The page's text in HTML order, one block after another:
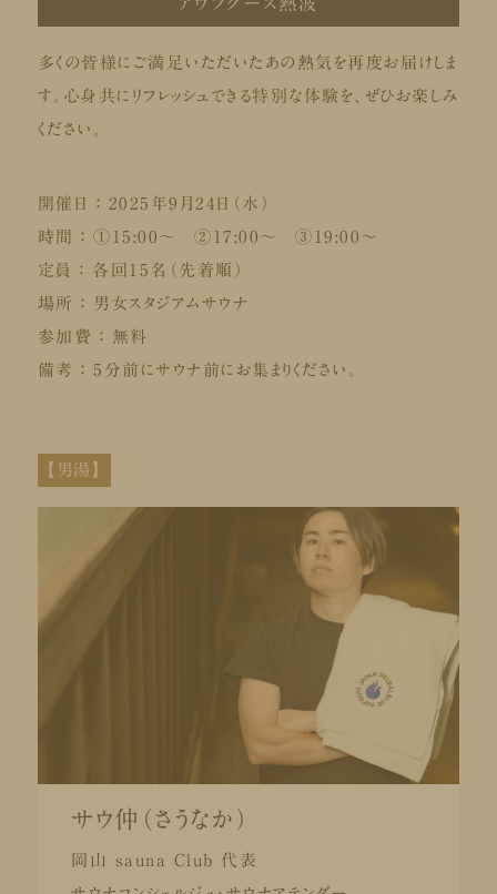
多くの皆様にご満足いただいたあの熱気を再度お届けしま
す。心身共にリフレッシュできる特別な体験を、ぜひお楽しみ
ください。
開催日 ： 2025年9月24日（水）
時間 ： ①15:00～ ②17:00～ ③19:00～
定員 ： 各回15名（先着順）
場所 ： 男女スタジアムサウナ
参加費 ： 無料
備考 ： 5分前にサウナ前にお集まりください。
【男湯】
サウ仲（さうなか）
岡山 sauna Club 代表